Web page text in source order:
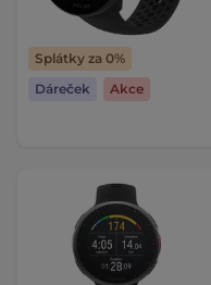
Splátky za 0%
Dáreček
Akce